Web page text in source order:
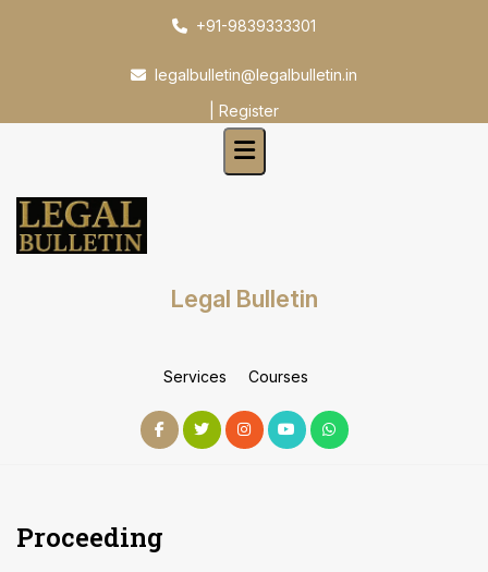
+91-9839333301
legalbulletin@legalbulletin.in
Register
Legal Bulletin
Services Courses
Proceeding